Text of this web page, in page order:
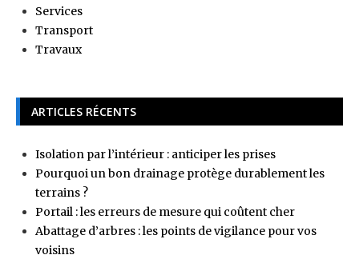
Services
Transport
Travaux
ARTICLES RÉCENTS
Isolation par l’intérieur : anticiper les prises
Pourquoi un bon drainage protège durablement les
terrains ?
Portail : les erreurs de mesure qui coûtent cher
Abattage d’arbres : les points de vigilance pour vos
voisins